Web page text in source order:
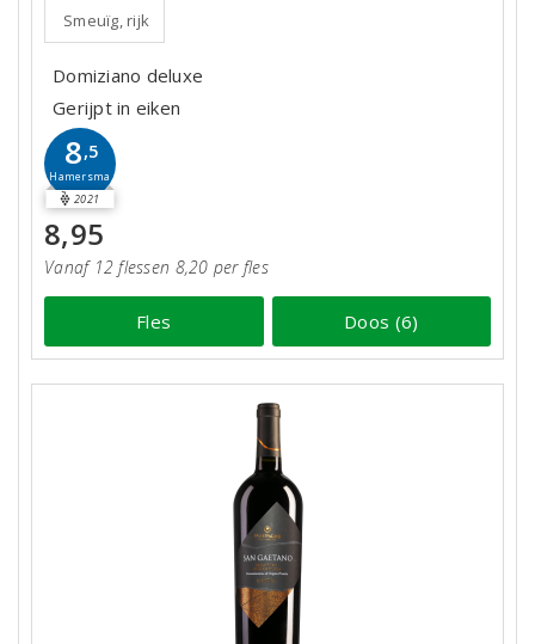
Smeuïg, rijk
Domiziano deluxe
Gerijpt in eiken
8,5
Hamersma
2021
8,95
Vanaf 12 flessen 8,20 per fles
Fles Doos (6)